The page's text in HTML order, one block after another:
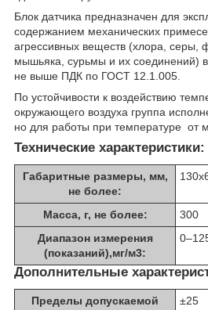
Блок датчика предназначен для
содержанием механических
агрессивных веществ (хлора,
мышьяка, сурьмы и их соединений)
не выше ПДК по ГОСТ 12.1.005.
По устойчивости к воздействию
окружающего воздуха группа
но для работы при температуре от
Технические характеристики:
Габаритные размеры, мм,
не более:
Масса, г, не более:
300
Диапазон измерения
(показаний),мг/м3:
Дополнительные
Пределы допускаемой
±25